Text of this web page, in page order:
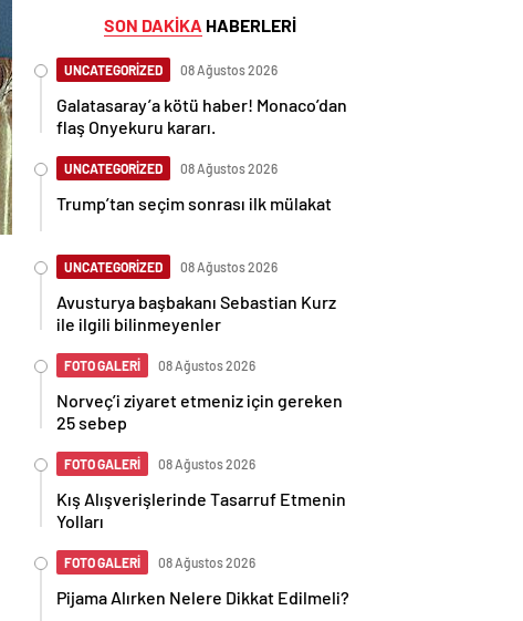
SON DAKİKA HABERLERİ
UNCATEGORİZED 08 Ağustos 2026
Galatasaray’a kötü haber! Monaco’dan
flaş Onyekuru kararı.
UNCATEGORİZED 08 Ağustos 2026
Trump’tan seçim sonrası ilk mülakat
UNCATEGORİZED 08 Ağustos 2026
Avusturya başbakanı Sebastian Kurz
ile ilgili bilinmeyenler
FOTO GALERİ 08 Ağustos 2026
Norveç’i ziyaret etmeniz için gereken
25 sebep
FOTO GALERİ 08 Ağustos 2026
Kış Alışverişlerinde Tasarruf Etmenin
Yolları
FOTO GALERİ 08 Ağustos 2026
Pijama Alırken Nelere Dikkat Edilmeli?